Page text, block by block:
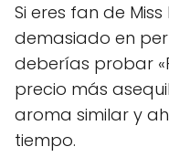
Si eres fan de
demasiado en
deberías probar
precio más
aroma similar y
tiempo.